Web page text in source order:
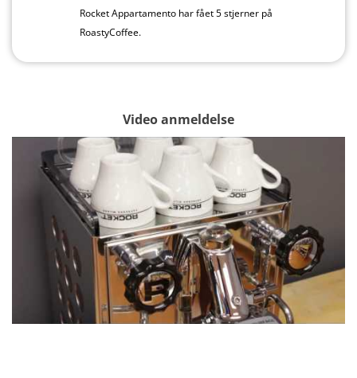
Rocket Appartamento har fået 5 stjerner på
RoastyCoffee.
Video anmeldelse